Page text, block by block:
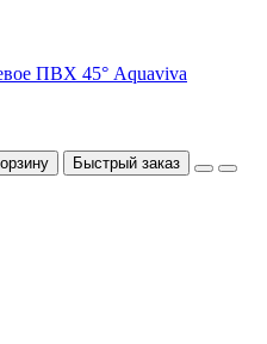
ПВХ 45° Aquaviva
Быстрый заказ